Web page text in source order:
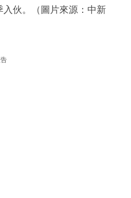
伙。（圖片來源：中新